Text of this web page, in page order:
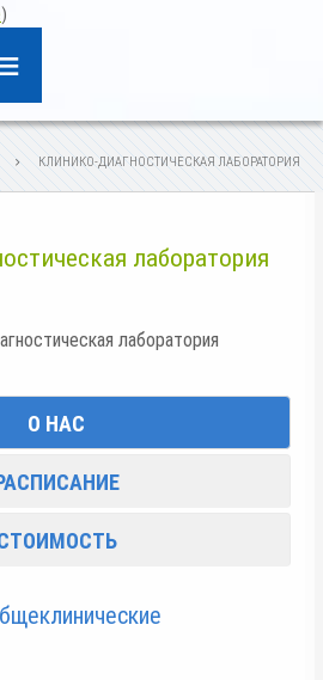
)
КЛИНИКО-ДИАГНОСТИЧЕСКАЯ ЛАБОРАТОРИЯ
лаборатория
О НАС